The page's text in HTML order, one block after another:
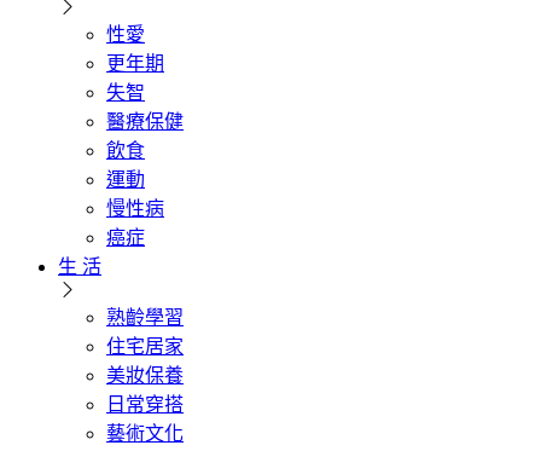
性愛
更年期
失智
醫療保健
飲食
運動
慢性病
癌症
生 活
熟齡學習
住宅居家
美妝保養
日常穿搭
藝術文化